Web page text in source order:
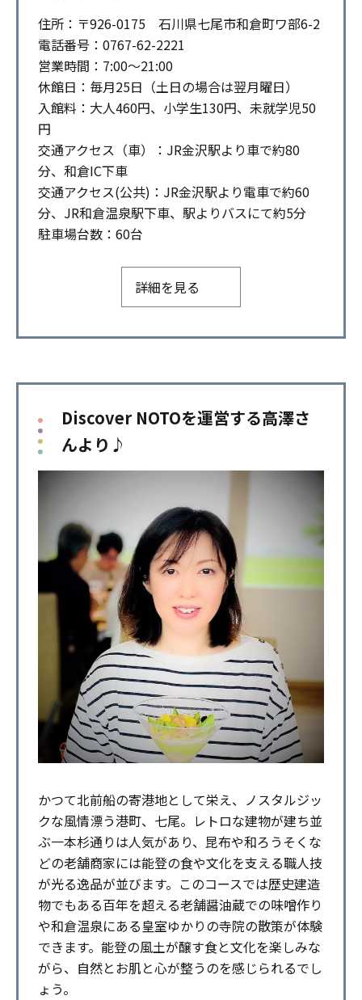
住所：〒926-0175 石川県七尾市和倉町ワ部6-2
電話番号：0767-62-2221
営業時間：7:00～21:00
休館日：毎月25日（土日の場合は翌月曜日）
入館料：大人460円、小学生130円、未就学児50
円
交通アクセス（車）：JR金沢駅より車で約80
分、和倉IC下車
交通アクセス(公共)：JR金沢駅より電車で約60
分、JR和倉温泉駅下車、駅よりバスにて約5分
駐車場台数：60台
詳細を見る
Discover NOTOを運営する高澤さ
んより♪
かつて北前船の寄港地として栄え、ノスタルジッ
クな風情漂う港町、七尾。レトロな建物が建ち並
ぶ一本杉通りは人気があり、昆布や和ろうそくな
どの老舗商家には能登の食や文化を支える職人技
が光る逸品が並びます。このコースでは歴史建造
物でもある百年を超える老舗醤油蔵での味噌作り
や和倉温泉にある皇室ゆかりの寺院の散策が体験
できます。能登の風土が醸す食と文化を楽しみな
がら、自然とお肌と心が整うのを感じられるでし
ょう。